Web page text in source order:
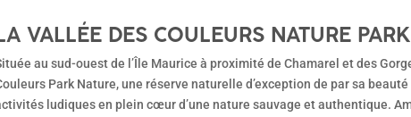
VALLÉE DES COULEURS NATURE
au sud-ouest de l’Île Maurice à proximité de Chamarel et des
Park Nature, une réserve naturelle d’exception de par sa
ludiques en plein cœur d’une nature sauvage et authentique.